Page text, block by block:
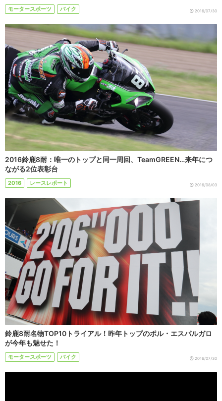
モータースポーツ バイク 2016/07/30
2016鈴鹿8耐：唯一のトップと同一周回、TeamGREEN…来年につ
ながる2位表彰台
2016 レースレポート 2016/08/03
鈴鹿8耐名物TOP10トライアル！昨年トップのポル・エスパルガロ
が今年も魅せた！
モータースポーツ バイク 2016/07/30